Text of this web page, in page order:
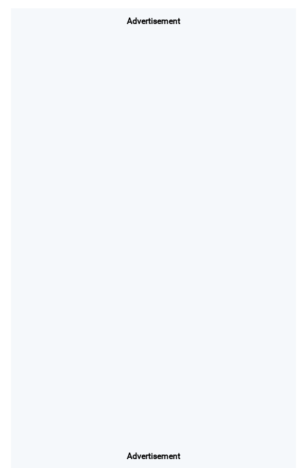
Advertisement
Advertisement